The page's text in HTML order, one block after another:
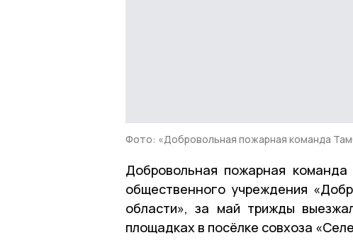
Фото: «Добровольная пожарная команда
Добровольная пожарная
общественного учреждения
области», за май трижды
площадках в посёлке совхоза